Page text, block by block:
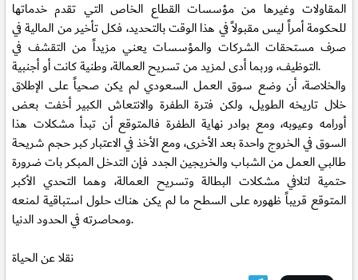
المقاولات وغيرها من مؤسسات القطاع الخاص التي تقدم خدماتها
للحكومة أمراً ليس مقبولاً في هذا الوقت بالتحديد، فكل تأخير من المالية في
صرف مستحقات الشركات والمؤسسات يعني مزيداً من التقشف في
التوظيف، وربما أدى لمزيد من تسريح العمالة، وطنية كانت أو أجنبية.
والخلاصة، أن وضع سوق العمل السعودي لم يكن صحياً على الإطلاق
خلال تاريخه الطويل، ولكن فترة الطفرة والانتعاش الكبير أخفت بعض
أورامه وعيوبه، ومع بوادر نهاية الطفرة فالمتوقع أن تبدأ مشكلات هذا
السوق في الخروج واحدة بعد الأخرى، ومع الأخذ في الاعتبار كبر حجم شريحة
طالبي العمل من الشباب والخريجين الجدد فإن التدخل المبكر بات ضرورة
حتمية لتلافي مشكلات البطالة وتسريح العمالة، وهما التحدي الأكبر
المتوقع قريباً ظهوره على السطح ما لم يكن هناك حلول استباقية لمنعه
ومحاصرته في الحدود الدنيا.
نقلا عن الحياة